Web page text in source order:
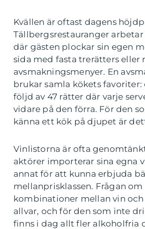
Kvällen är oftast dagens
Tällbergsrestauranger
där gästen plockar sin egen
sida med fasta trerätters eller
avsmakningsmenyer. En
brukar samla kökets favoriter:
följd av 47 rätter där varje
vidare på den förra. För den
känna ett kök på djupet är
Vinlistorna är ofta
aktörer importerar sina egna
annat för att kunna erbjuda
mellanprisklassen. Frågan om
kombinationer mellan vin
allvar, och för den som inte
finns i dag allt fler alkoholfria